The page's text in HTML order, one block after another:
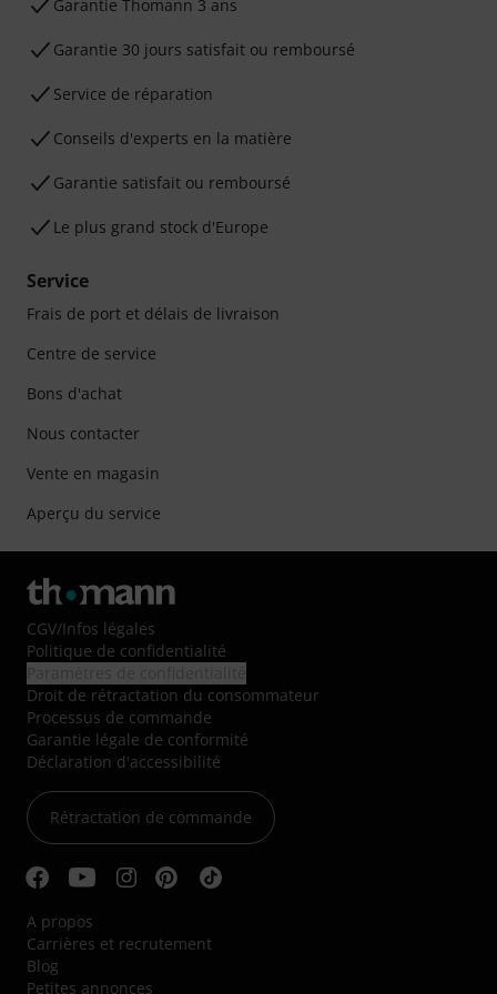
Ga­ran­tie Thomann 3 ans
Garantie 30 jours satisfait ou remboursé
Service de réparation
Conseils d'experts en la matière
Garantie satisfait ou remboursé
Le plus grand stock d'Europe
Service
Frais de port et délais de livraison
Centre de service
Bons d'achat
Nous contacter
Vente en magasin
Aperçu du service
CGV/Infos légales
Politique de confidentialité
Droit de rétractation du consommateur
Processus de commande
Garantie légale de conformité
Déclaration d'accessibilité
Rétractation de commande
A propos
Carrières et recrutement
Blog
Petites annonces